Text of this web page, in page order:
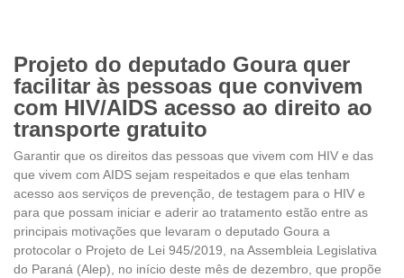
Projeto do deputado Goura quer
facilitar às pessoas que convivem
com HIV/AIDS acesso ao direito ao
transporte gratuito
Garantir que os direitos das pessoas que vivem com HIV e das
que vivem com AIDS sejam respeitados e que elas tenham
acesso aos serviços de prevenção, de testagem para o HIV e
para que possam iniciar e aderir ao tratamento estão entre as
principais motivações que levaram o deputado Goura a
protocolar o Projeto de Lei 945/2019, na Assembleia Legislativa
do Paraná (Alep), no início deste mês de dezembro, que propõe